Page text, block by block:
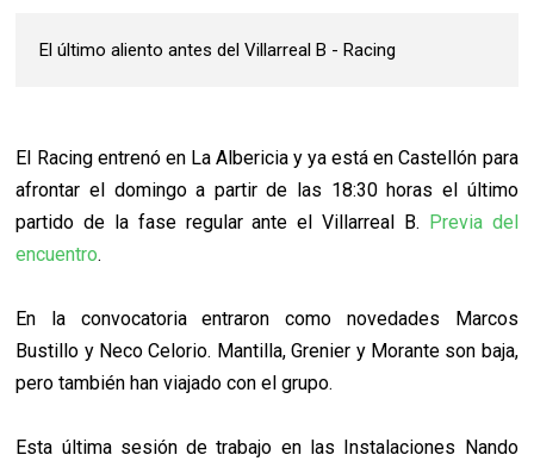
El último aliento antes del Villarreal B - Racing
El Racing entrenó en La Albericia y ya está en Castellón para
afrontar el domingo a partir de las 18:30 horas el último
partido de la fase regular ante el Villarreal B.
Previa del
encuentro.
En la convocatoria entraron como novedades Marcos
Bustillo y Neco Celorio. Mantilla, Grenier y Morante son baja,
pero también han viajado con el grupo.
Esta última sesión de trabajo en las Instalaciones Nando